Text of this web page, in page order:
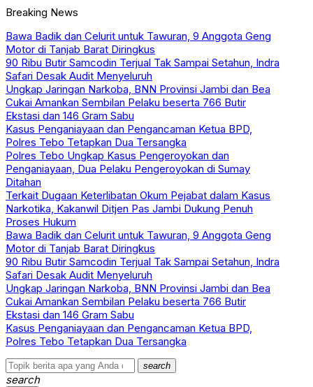
Breaking News
Bawa Badik dan Celurit untuk Tawuran, 9 Anggota Geng
Motor di Tanjab Barat Diringkus
90 Ribu Butir Samcodin Terjual Tak Sampai Setahun, Indra
Safari Desak Audit Menyeluruh
Ungkap Jaringan Narkoba, BNN Provinsi Jambi dan Bea
Cukai Amankan Sembilan Pelaku beserta 766 Butir
Ekstasi dan 146 Gram Sabu
Kasus Penganiayaan dan Pengancaman Ketua BPD,
Polres Tebo Tetapkan Dua Tersangka
Polres Tebo Ungkap Kasus Pengeroyokan dan
Penganiayaan, Dua Pelaku Pengeroyokan di Sumay
Ditahan
Terkait Dugaan Keterlibatan Okum Pejabat dalam Kasus
Narkotika, Kakanwil Ditjen Pas Jambi Dukung Penuh
Proses Hukum
Bawa Badik dan Celurit untuk Tawuran, 9 Anggota Geng
Motor di Tanjab Barat Diringkus
90 Ribu Butir Samcodin Terjual Tak Sampai Setahun, Indra
Safari Desak Audit Menyeluruh
Ungkap Jaringan Narkoba, BNN Provinsi Jambi dan Bea
Cukai Amankan Sembilan Pelaku beserta 766 Butir
Ekstasi dan 146 Gram Sabu
Kasus Penganiayaan dan Pengancaman Ketua BPD,
Polres Tebo Tetapkan Dua Tersangka
search
search